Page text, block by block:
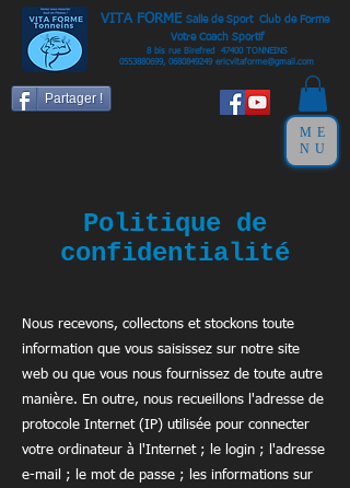
Partager !
VITA FORME Salle de Sport Club de Forme
Votre Coach Sportif
8 bis rue Birefred 47400 TONNEINS
0553880699, 0680849249 ericvitaforme@gmail.com
ME
NU
Politique de
confidentialité
Nous recevons, collectons et stockons toute
information que vous saisissez sur notre site
web ou que vous nous fournissez de toute autre
manière. En outre, nous recueillons l'adresse de
protocole Internet (IP) utilisée pour connecter
votre ordinateur à l'Internet ; le login ; l'adresse
e-mail ; le mot de passe ; les informations sur